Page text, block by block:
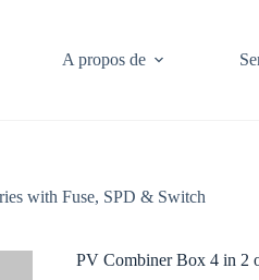
A propos de
with Fuse, SPD & Switch
PV Combiner Box 4 in 2